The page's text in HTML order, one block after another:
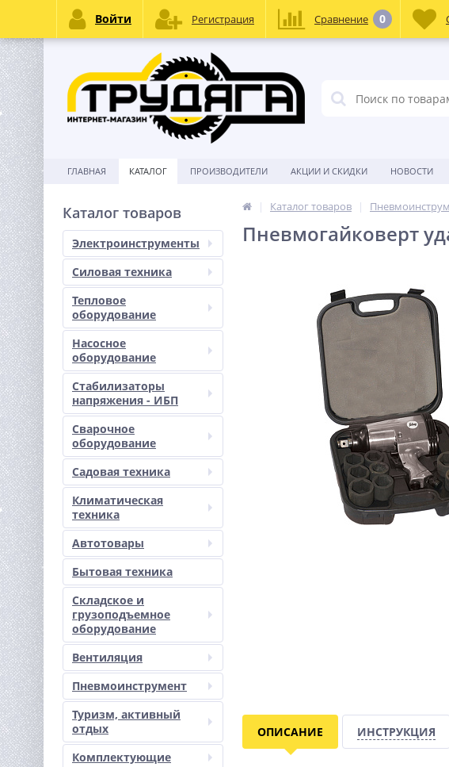
ГЛАВНАЯ КАТАЛОГ ПРОИЗВОДИТЕЛИ АКЦИИ И СКИДКИ НОВОСТИ
Каталог товаров
Электроинструменты
Силовая техника
Тепловое
оборудование
Насосное
оборудование
Стабилизаторы
напряжения - ИБП
Сварочное
оборудование
Садовая техника
Климатическая
техника
Автотовары
Бытовая техника
Складское и
грузоподъемное
оборудование
Вентиляция
Пневмоинструмент
Туризм, активный
отдых
Комплектующие
Каталог товаров
Пневмогайковерт
ОПИСАНИЕ ИНСТРУКЦИЯ
Войти Регистрация Сравнение 0